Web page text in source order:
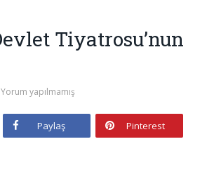
Tiyatrosu’nun
Yorum yapılmamış
Paylaş Pinterest